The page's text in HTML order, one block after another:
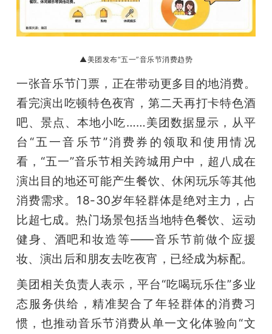
▲美团发布“五一”音乐节消费趋势
一张音乐节门票，正在带动更多目的地消费。
看完演出吃顿特色夜宵，第二天再打卡特色酒
吧、景点、本地小吃……美团数据显示，从平
台“五一音乐节”消费券的领取和使用情况
看，“五一”音乐节相关跨城用户中，超八成在
演出目的地还可能产生餐饮、休闲玩乐等其他
消费需求。18-30岁年轻群体是绝对主力，占
比超七成。热门场景包括当地特色餐饮、运动
健身、酒吧和妆造等——音乐节前做个应援
妆、演出后和朋友去吃夜宵，已经成为标配。
美团相关负责人表示，平台“吃喝玩乐住”多业
态服务供给，精准契合了年轻群体的消费习
惯，也推动音乐节消费从单一文化体验向“文